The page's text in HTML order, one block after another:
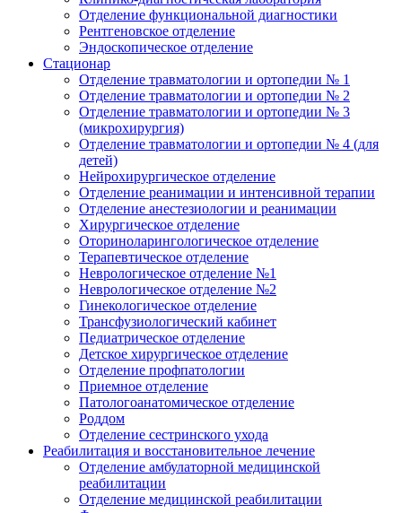
Отделение функциональной диагностики
Рентгеновское отделение
Эндоскопическое отделение
Стационар
Отделение травматологии и ортопедии № 1
Отделение травматологии и ортопедии № 2
Отделение травматологии и ортопедии № 3
(микрохирургия)
Отделение травматологии и ортопедии № 4 (для
детей)
Нейрохирургическое отделение
Отделение реанимации и интенсивной терапии
Отделение анестезиологии и реанимации
Хирургическое отделение
Оториноларингологическое отделение
Терапевтическое отделение
Неврологическое отделение №1
Неврологическое отделение №2
Гинекологическое отделение
Трансфузиологический кабинет
Педиатрическое отделение
Детское хирургическое отделение
Отделение профпатологии
Приемное отделение
Патологоанатомическое отделение
Роддом
Отделение сестринского ухода
Реабилитация и восстановительное лечение
Отделение амбулаторной медицинской
реабилитации
Отделение медицинской реабилитации